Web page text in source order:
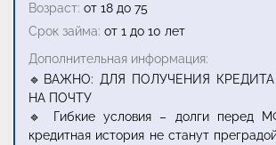
Возраст: от 18 до 75
Срок займа: от 1 до 10 лет
Дополнительная информация:
🔹ВАЖНО: ДЛЯ ПОЛУЧЕНИЯ
НА ПОЧТУ
🔹 Гибкие условия – долги перед
кредитная история не станут